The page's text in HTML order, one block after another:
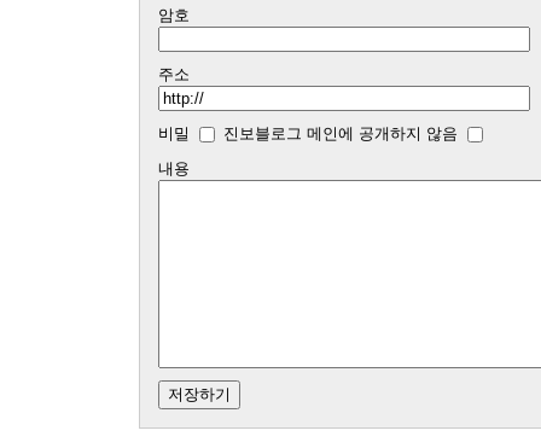
암호
주소
비밀
진보블로그 메인에 공개하지 않음
내용